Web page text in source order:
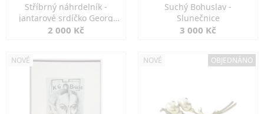
Stříbrný náhrdelník -
jantarové srdíčko Georg
Kramer
2 000 Kč
Suchý Bohuslav -
Slunečnice
3 000 Kč
NOVÉ NOVÉ OBJEDNÁNO